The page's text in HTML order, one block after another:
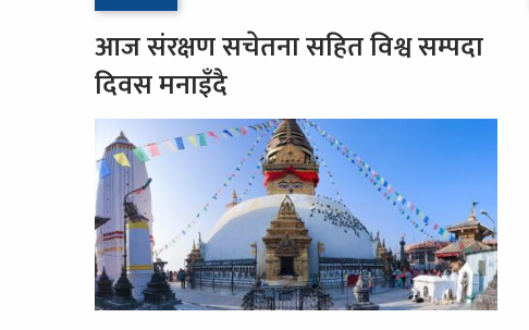
आज संरक्षण सचेतना सहित विश्व सम्पदा
दिवस मनाइँदै